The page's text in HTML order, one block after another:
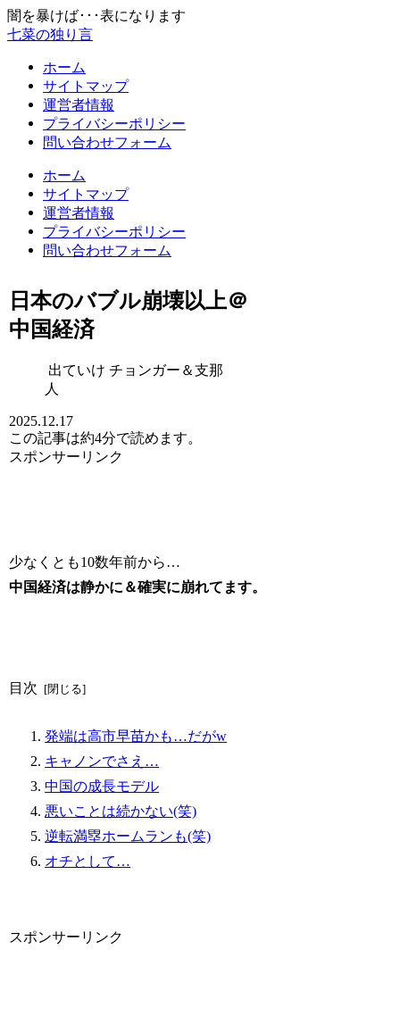
闇を暴けば･･･表になります
七菜の独り言
ホーム
サイトマップ
運営者情報
プライバシーポリシー
問い合わせフォーム
ホーム
サイトマップ
運営者情報
プライバシーポリシー
問い合わせフォーム
日本のバブル崩壊以上＠
中国経済
出ていけ チョンガー＆支那
人
2025.12.17
この記事は約4分で読めます。
スポンサーリンク
少なくとも10数年前から…
中国経済は静かに＆確実に崩れてます。
目次
発端は高市早苗かも…だがw
キャノンでさえ…
中国の成長モデル
悪いことは続かない(笑)
逆転満塁ホームランも(笑)
オチとして…
スポンサーリンク